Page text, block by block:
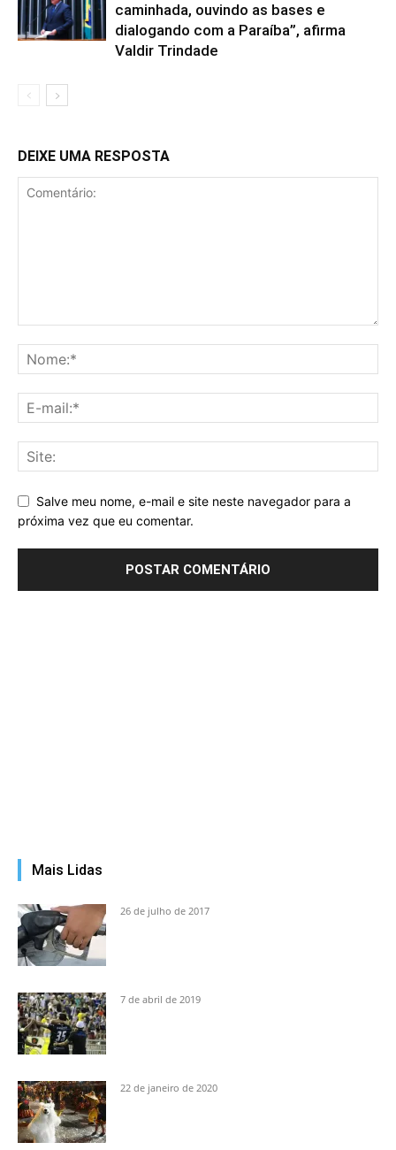
caminhada, ouvindo as bases e
dialogando com a Paraíba”, afirma
Valdir Trindade
DEIXE UMA RESPOSTA
Salve meu nome, e-mail e site neste navegador para a
próxima vez que eu comentar.
Mais Lidas
26 de julho de 2017
7 de abril de 2019
22 de janeiro de 2020